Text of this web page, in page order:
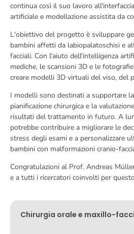
continua così il suo lavoro
artificiale e modellazione assistita da
L'obiettivo del progetto è sviluppare
bambini affetti da labiopalatoschisi e
facciali. Con l'aiuto dell'intelligenza
mediche, le scansioni 3D e le
creare modelli 3D virtuali del viso, del
I modelli sono destinati a supportare
pianificazione chirurgica e la
risultati del trattamento in futuro. A
potrebbe contribuire a migliorare le
stress degli esami e a personalizzare
bambini con malformazioni cranio-
Congratulazioni al Prof. Andreas
e a tutti i ricercatori coinvolti per
Chirurgia orale e maxillo-